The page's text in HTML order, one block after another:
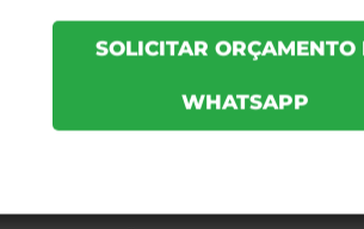
670a2f589ede97 - 1un
0,5x2,5cm